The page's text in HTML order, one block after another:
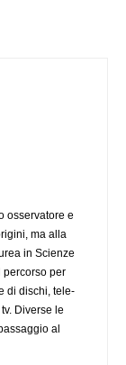
osservatore e
ma alla
in Scienze
percorso per
di dischi, tele-
Diverse le
al